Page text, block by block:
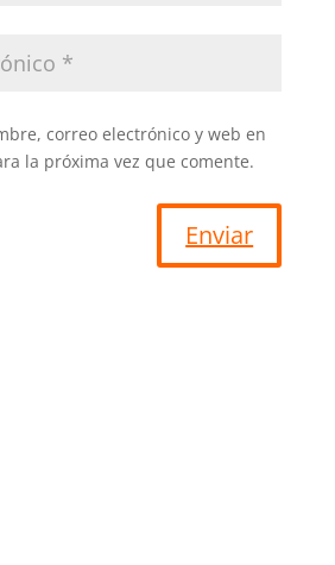
correo electrónico y web en
la próxima vez que comente.
Enviar